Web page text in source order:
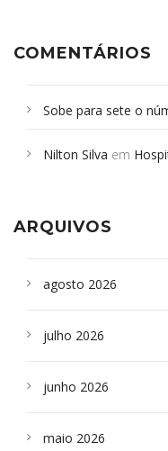
COMENTÁRIOS
Sobe para sete o
Campoformosenses
Nilton Silva em
ARQUIVOS
agosto 2026
julho 2026
junho 2026
maio 2026